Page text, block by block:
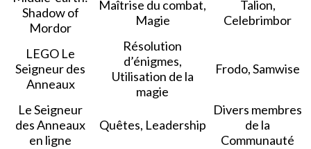
Shadow of
Mordor
Maîtrise du combat,
Magie
Talion,
Celebrimbor
LEGO Le
Seigneur des
Anneaux
Résolution
d’énigmes,
Utilisation de la
magie
Frodo, Samwise
Le Seigneur
des Anneaux
en ligne
Quêtes, Leadership
Divers membres
de la
Communauté